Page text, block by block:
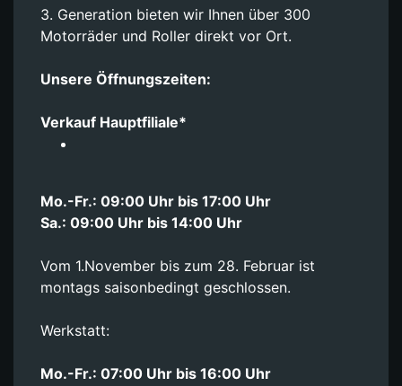
3. Generation bieten wir Ihnen über 300
Motorräder und Roller direkt vor Ort.
Unsere Öffnungszeiten:
Verkauf Hauptfiliale*
Mo.-Fr.: 09:00 Uhr bis 17:00 Uhr
Sa.: 09:00 Uhr bis 14:00 Uhr
Vom 1.November bis zum 28. Februar ist
montags saisonbedingt geschlossen.
Werkstatt:
Mo.-Fr.: 07:00 Uhr bis 16:00 Uhr